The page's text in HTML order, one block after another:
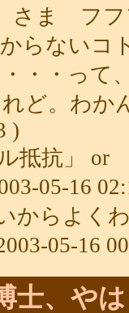
さま フフ
らないコ
・・って
ど。わか
)
ル抵抗」
05-16
からよく
05-16
士、や